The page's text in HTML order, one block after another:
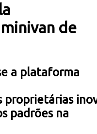
de
a plataforma
padrões na